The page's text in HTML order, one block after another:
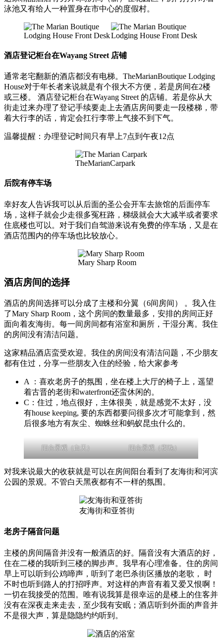
泳池又有给人一种置身在市中心的度假村。
酒店登记柜台在Wayang Street 店铺
通常老宅翻新的酒店都没有电梯。TheMarianBoutique Lodging
House对于年长者来说就是有个很大不方便，若是房间在2楼
或三楼。 酒店登记柜台在Wayang Street 的店铺。若是你从大
街走过来办理了登记手续要走上去酒店房间要走一段楼梯，带
着大行李的话，肯定会扛行李带上气接不到下气。
温馨提醒：办理登记时间只有早上7点到午夜12点
TheMarianCarpark
后院有停车场
幸好友人告诉我可以从后面的圣公会开车去旅馆的后面停车
场，这样子就会少走很多冤枉路，梯级就会大大减半或者要求
住底楼也可以。对于我们自驾游来说有免费的停车场，又是在
酒店范围内的停车场也比较放心。
Mary Sharp Room
酒店房间的选择
酒店的房间选择可以分成了主楼和分翼（6间房间） 。我入住
了Mary Sharp Room，这个房间的数量最多，安排的房间正好
面向着友海街。每一间房间都有浴室和厕所，干湿分离。我住
的房间没有清洁问题。
这家精品酒店蛮受欢迎。我住的房间没有清洁问题，不少朋友
都有住过，分享一些朋友入住的经验，给大家参考
A ：喜欢老房子的氛围，坐在楼上大厅的椅子上，遥望
着古晋的老街和waterfront还蛮休闲的。
C：住过，地点很好，主体很美，就是感觉不太好，没
有house keeping, 要的东西都要问很多次才可能拿到，然
后很多地方有灰尘、蜘蛛丝和蚂蚁昆虫什么的。
阳台景观（白天） 阳台景观（夜晚）
对我来说最大的收获就是可以在房间阳台看到了友海街和河滨
公园的景观。不管白天黑夜都有不一样的氛围。
友海街和亚答街
老房子隔音问题
主楼的房间隔音并没有一般酒店的好。隔音没有大酒店的好，
住在二楼的我听到三楼的脚步声。我早有心理准备。住的房间
早上可以听到公鸡啼声，听到了老巴杀街区播放的老歌， 时
不时也听到路人的打招呼声。对这样的声音有着又爱又恨啊！
一切在我接受的范围。唯有说我算是很幸运的是楼上的住客并
没有在深夜走来走去，至少我有安眠；酒店听到外面的声音并
不是很大声，算是隐隐约约听到。